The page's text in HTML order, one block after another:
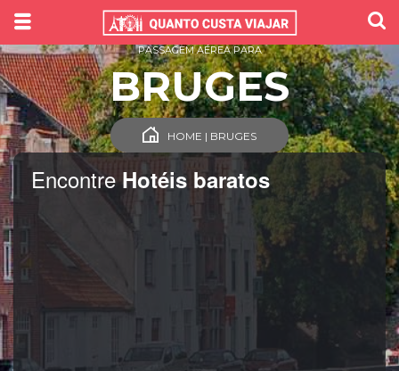
EncontreHotéis baratos
PASSAGEM AÉREA PARA
BRUGES
HOME | BRUGES